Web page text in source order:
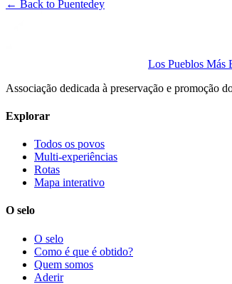
← Back to Puentedey
Los Pueblos Más
Associação dedicada à preservação e promoção
Explorar
Todos os povos
Multi-experiências
Rotas
Mapa interativo
O selo
O selo
Como é que é obtido?
Quem somos
Aderir